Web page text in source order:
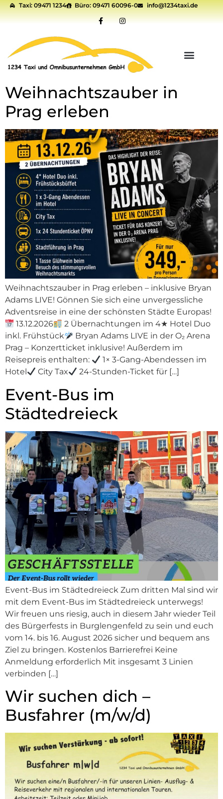
springen
Taxi: 09471 1234 Büro: 09471 60096-0 info@1234taxi.de
Weihnachtszauber in
Prag erleben
Weihnachtszauber in Prag erleben – inklusive Bryan
Adams LIVE! Gönnen Sie sich eine unvergessliche
Adventsreise in eine der schönsten Städte Europas!
13.12.2026
2 Übernachtungen im 4★ Hotel Duo
inkl. Frühstück
Bryan Adams LIVE in der O₂ Arena
Prag – Konzertticket inklusive! Außerdem im
Reisepreis enthalten:
1× 3-Gang-Abendessen im
Hotel
City Tax 24-Stunden-Ticket für […]
Event-Bus im
Städtedreieck
Event-Bus im Städtedreieck Zum dritten Mal sind wir
mit dem Event-Bus im Städtedreieck unterwegs!
Wir freuen uns riesig, auch in diesem Jahr wieder Teil
des Bürgerfests in Burglengenfeld zu sein und euch
vom 14. bis 16. August 2026 sicher und bequem ans
Ziel zu bringen. Kostenlos Barrierefrei Keine
Anmeldung erforderlich Mit insgesamt 3 Linien
verbinden […]
Wir suchen dich –
Busfahrer (m/w/d)